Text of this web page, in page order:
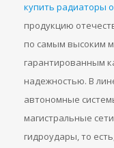
купить радиаторы
продукцию
по самым высоким
гарантированным
надежностью. В
автономные
магистральные
гидроудары, то